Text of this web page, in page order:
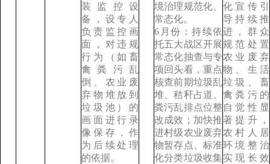
装监控设
备，设专人
负责监控画
面，对违规
行为（如畜
禽粪污乱
倒、农业废
弃物堆放到
垃圾池）的
画面进行录
像保存，作
为后续处理
的依据。
境治理规范化、
常态化。
6月份：持续依
托五大战区开展
常态化抽查与专
项回头看，重点
核查前期垃圾乱
堆、秸秆占道、
粪污乱排点位整
改成效；加快推
进村级农业废弃
物暂存点、标准
化分类垃圾收集
化宣传引
导持续推
进，群众
规范处置
农业废弃
物、生活
垃圾、畜
禽粪污的
自觉性显
著提升，
农村人居
环境整治
实现长效